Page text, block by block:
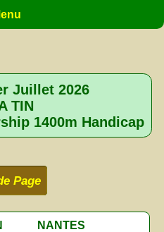
Juillet 2026
TIN
1400m Handicap
Page
NANTES